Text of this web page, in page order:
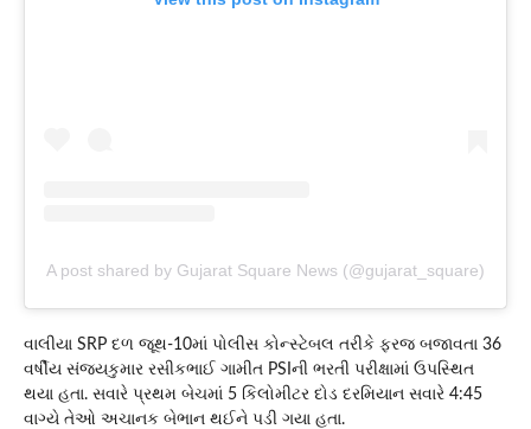
A post shared by Gujarat Square News (@gujarat_square)
વાલીયા SRP દળ જૂથ-10માં પોલીસ કોન્સ્ટેબલ તરીકે ફરજ બજાવતા 36
વર્ષીય સંજયકુમાર રસીકભાઈ ગામીત PSIની ભરતી પરીક્ષામાં ઉપસ્થિત
થયા હતા. સવારે પ્રથમ બેચમાં 5 કિલોમીટર દોડ દરમિયાન સવારે 4:45
વાગ્યે તેઓ અચાનક બેભાન થઈને પડી ગયા હતા.